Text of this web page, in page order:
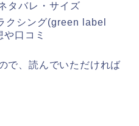
タバレ・サイズ
クシング(green label
口コミ
で、読んでいただければ